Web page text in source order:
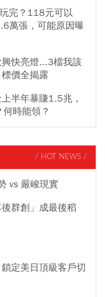
完？118元可以
萬張，可能原因曝
快亮燈...3檔我該
價全揭露
半年暴賺1.5兆，
時能領？
/ HOT NEWS /
vs 嚴峻現實
群創」成最後稻
定美日頂級客戶切